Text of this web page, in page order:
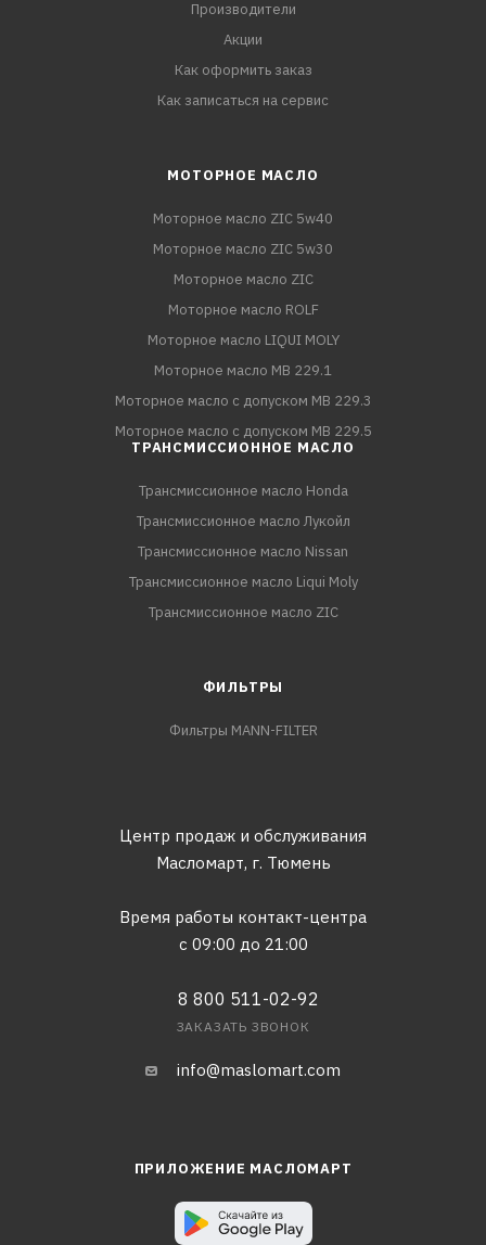
Производители
Акции
Как оформить заказ
Как записаться на сервис
МОТОРНОЕ МАСЛО
Моторное масло ZIC 5w40
Моторное масло ZIC 5w30
Моторное масло ZIC
Моторное масло ROLF
Моторное масло LIQUI MOLY
Моторное масло MB 229.1
Моторное масло с допуском MB 229.3
Моторное масло с допуском MB 229.5
ТРАНСМИССИОННОЕ МАСЛО
Трансмиссионное масло Honda
Трансмиссионное масло Лукойл
Трансмиссионное масло Nissan
Трансмиссионное масло Liqui Moly
Трансмиссионное масло ZIC
ФИЛЬТРЫ
Фильтры MANN-FILTER
Центр продаж и обслуживания
Масломарт, г. Тюмень
Время работы контакт-центра
с 09:00 до 21:00
8 800 511-02-92
ЗАКАЗАТЬ ЗВОНОК
info@maslomart.com
ПРИЛОЖЕНИЕ МАСЛОМАРТ